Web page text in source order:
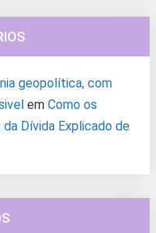
geopolítica, com
em Como os
da Dívida Explicado de